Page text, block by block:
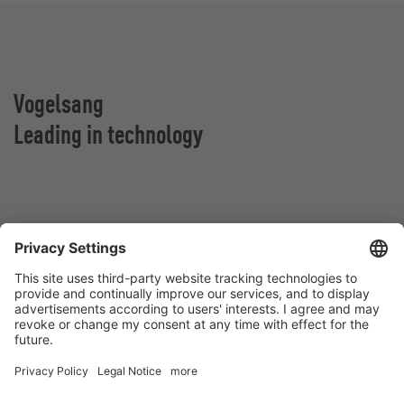
Vogelsang
Leading in technology
Vestringen 30
4365 Nærbø
Norge
+47 96 63 26 37